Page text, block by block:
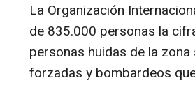
La Organización
de 835.000 personas la
personas huidas de la
forzadas y bombardeos